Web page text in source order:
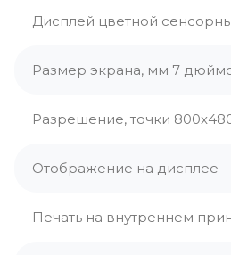
Дисплей цветной
Размер экрана, мм 7
Разрешение, точки
Отображение на дисплее
Печать на внутреннем